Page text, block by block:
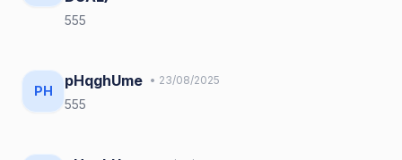
555
PH
pHqghUme • 23/08/2025
555